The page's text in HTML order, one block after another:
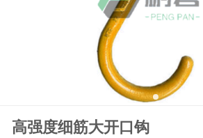
高强度细筋大开口钩